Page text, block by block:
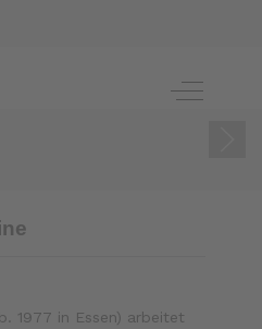
Off-
1977 in Essen) arbeitet